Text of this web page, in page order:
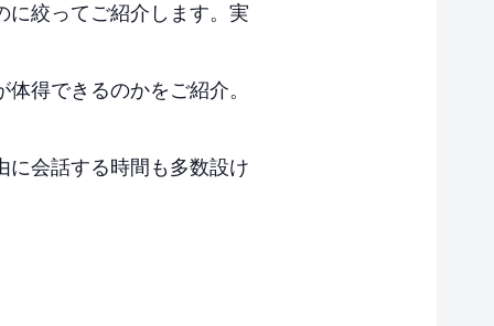
に絞ってご紹介します。実
得できるのかをご紹介。
に会話する時間も多数設け